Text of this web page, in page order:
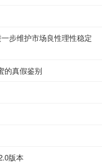
步维护市场良性理性稳定
的真假鉴别
版本